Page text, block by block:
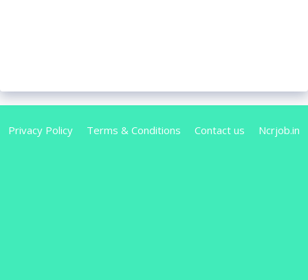
Privacy Policy Terms & Conditions Contact us Ncrjob.in